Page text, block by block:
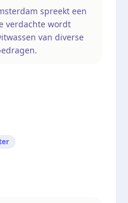
spreekt een
verdachte wordt
van diverse